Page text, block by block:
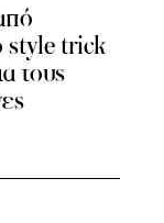
style trick
τους